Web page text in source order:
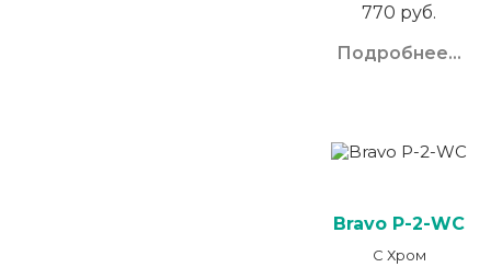
770 руб.
Подробнее...
Bravo P-2-WC
C Хром